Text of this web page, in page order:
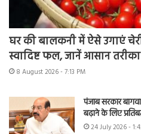
घर की बालकनी में ऐसे उगाएं
स्वादिष्ट फल, जानें आसान तरीका
8 August 2026 - 7:13 PM
पंजाब सरकार
बढ़ाने के लिए
24 July 2026 -